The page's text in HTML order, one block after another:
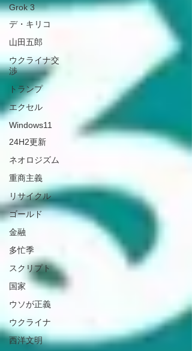
Grok 3
デ・キリコ
山田五郎
ウクライナ交
渉
トランプ
エクセル
Windows11
24H2更新
ネオロジズム
重商主義
リサイクル
ゴールド
金融
多忙季
スクリプト
国家
ウソが正義
ウクライナ
西洋文明